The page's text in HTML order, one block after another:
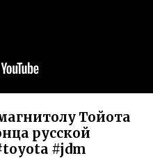
Тойота
русской
#jdm